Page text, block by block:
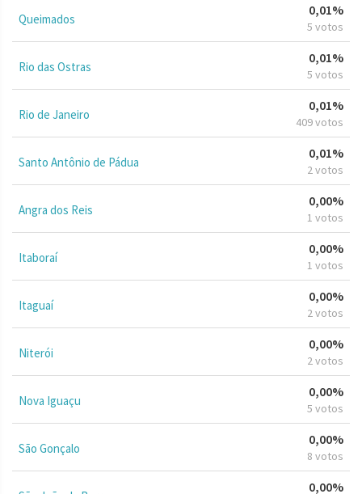
Queimados
0,01%
5 votos
Rio das Ostras
0,01%
5 votos
Rio de Janeiro
0,01%
409 votos
Santo Antônio de Pádua
0,01%
2 votos
Angra dos Reis
0,00%
1 votos
Itaboraí
0,00%
1 votos
Itaguaí
0,00%
2 votos
Niterói
0,00%
2 votos
Nova Iguaçu
0,00%
5 votos
São Gonçalo
0,00%
8 votos
0,00%